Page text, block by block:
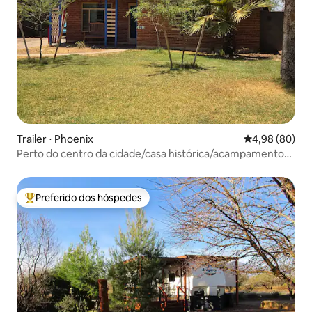
Trailer ⋅ Phoenix 4,98 de uma
4,98 (80)
Perto do centro da cidade/casa histórica/acampamento
Entre os melhores preferidos dos hóspedes
Preferido dos hóspedes